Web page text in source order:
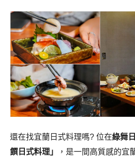
還在找宜蘭日式料理嗎? 位在綠舞
饌日式料理」
，是一間高質感的宜